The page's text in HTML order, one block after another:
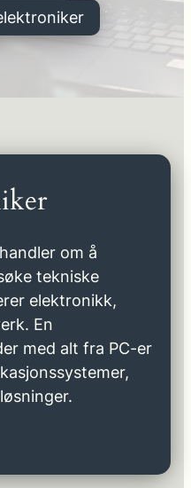
om å
tekniske
elektronikk,
En
med alt fra PC-er